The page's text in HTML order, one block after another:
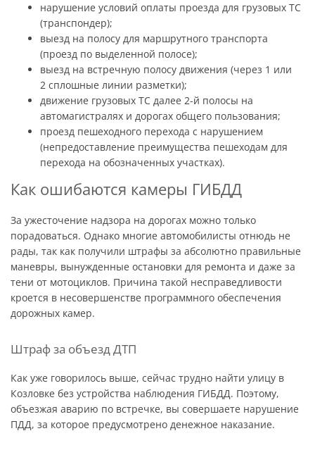
нарушение условий оплаты проезда для грузовых ТС
(транспондер);
выезд на полосу для маршрутного транспорта
(проезд по выделенной полосе);
выезд на встречную полосу движения (через 1 или
2 сплошные линии разметки);
движение грузовых ТС далее 2-й полосы на
автомагистралях и дорогах общего пользования;
проезд пешеходного перехода с нарушением
(непредоставление преимущества пешеходам для
перехода на обозначенных участках).
Как ошибаются камеры ГИБДД
За ужесточение надзора на дорогах можно только
порадоваться. Однако многие автомобилисты отнюдь не
рады, так как получили штрафы за абсолютно правильные
маневры, вынужденные остановки для ремонта и даже за
тени от мотоциклов. Причина такой несправедливости
кроется в несовершенстве программного обеспечения
дорожных камер.
Штраф за объезд ДТП
Как уже говорилось выше, сейчас трудно найти улицу в
Козловке без устройства наблюдения ГИБДД. Поэтому,
объезжая аварию по встречке, вы совершаете нарушение
ПДД, за которое предусмотрено денежное наказание.